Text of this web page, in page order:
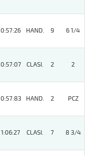
0:57:26 HAND. 9 6 1/4
0:57:07 CLASI. 2 2
0:57:83 HAND. 2 PCZ
1:06:27 CLASI. 7 8 3/4